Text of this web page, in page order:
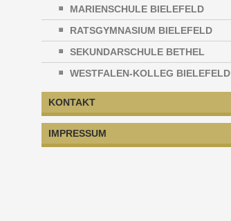
MARIENSCHULE BIELEFELD
RATSGYMNASIUM BIELEFELD
SEKUNDARSCHULE BETHEL
WESTFALEN-KOLLEG BIELEFELD
KONTAKT
IMPRESSUM